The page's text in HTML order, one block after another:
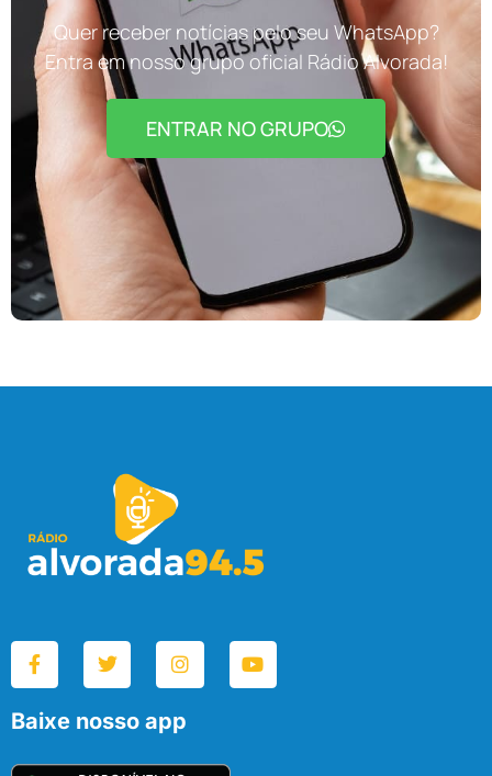
Quer receber notícias pelo seu WhatsApp?
Entra em nosso grupo oficial Rádio Alvorada!
ENTRAR NO GRUPO
Baixe nosso app